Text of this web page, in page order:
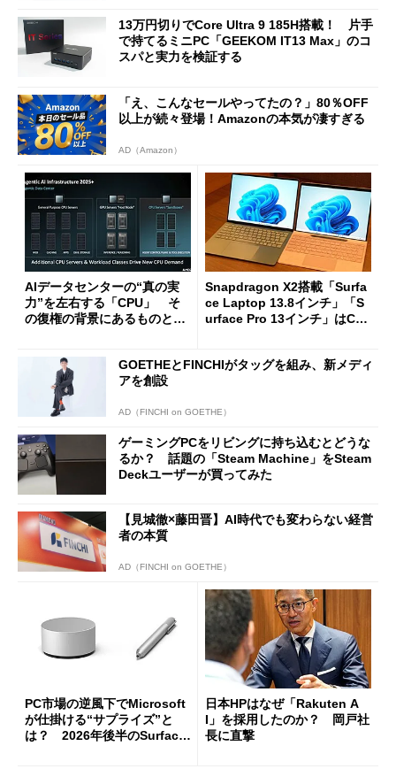
13万円切りでCore Ultra 9 185H搭載！ 片手
で持てるミニPC「GEEKOM IT13 Max」のコ
スパと実力を検証する
「え、こんなセールやってたの？」80％OFF
以上が続々登場！Amazonの本気が凄すぎる
AD（Amazon）
AIデータセンターの“真の実
力”を左右する「CPU」 そ
の復権の背景にあるものと
Snapdragon X2搭載「Surfa
ce Laptop 13.8インチ」「S
urface Pro 13インチ」はCop
た
GOETHEとFINCHIがタッグを組み、新メディ
アを創設
AD（FINCHI on GOETHE）
ゲーミングPCをリビングに持ち込むとどうな
るか？ 話題の「Steam Machine」をSteam
Deckユーザーが買ってみた
【見城徹×藤田晋】AI時代でも変わらない経営
者の本質
AD（FINCHI on GOETHE）
PC市場の逆風下でMicrosoft
が仕掛ける“サプライズ”と
は？ 2026年後半のSurface
日本HPはなぜ「Rakuten A
I」を採用したのか？ 岡戸社
長に直撃